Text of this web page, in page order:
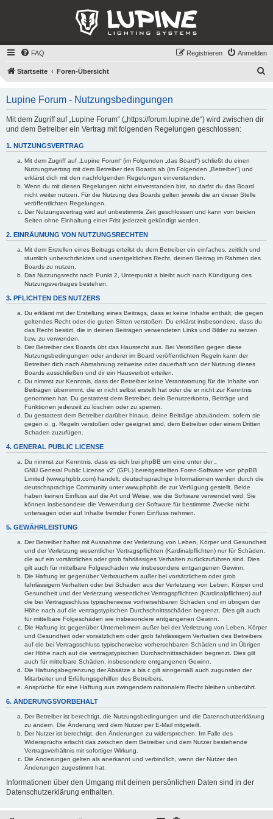
FAQ Anmelden
Registrieren
Startseite Foren-Übersicht
Lupine Forum - Nutzungsbedingungen
Mit dem Zugriff auf „Lupine Forum“ („https://forum.lupine.de“) wird zwischen dir
und dem Betreiber ein Vertrag mit folgenden Regelungen geschlossen:
1. NUTZUNGSVERTRAG
Mit dem Zugriff auf „Lupine Forum“ (im Folgenden „das Board“) schließt du einen
Nutzungsvertrag mit dem Betreiber des Boards ab (im Folgenden „Betreiber“) und
erklärst dich mit den nachfolgenden Regelungen einverstanden.
Wenn du mit diesen Regelungen nicht einverstanden bist, so darfst du das Board
nicht weiter nutzen. Für die Nutzung des Boards gelten jeweils die an dieser Stelle
veröffentlichten Regelungen.
Der Nutzungsvertrag wird auf unbestimmte Zeit geschlossen und kann von beiden
Seiten ohne Einhaltung einer Frist jederzeit gekündigt werden.
2. EINRÄUMUNG VON NUTZUNGSRECHTEN
Mit dem Erstellen eines Beitrags erteilst du dem Betreiber ein einfaches, zeitlich und
räumlich unbeschränktes und unentgeltliches Recht, deinen Beitrag im Rahmen des
Boards zu nutzen.
Das Nutzungsrecht nach Punkt 2, Unterpunkt a bleibt auch nach Kündigung des
Nutzungsvertrages bestehen.
3. PFLICHTEN DES NUTZERS
Du erklärst mit der Erstellung eines Beitrags, dass er keine Inhalte enthält, die gegen
geltendes Recht oder die guten Sitten verstoßen. Du erklärst insbesondere, dass du
das Recht besitzt, die in deinen Beiträgen verwendeten Links und Bilder zu setzen
bzw. zu verwenden.
Der Betreiber des Boards übt das Hausrecht aus. Bei Verstößen gegen diese
Nutzungsbedingungen oder anderer im Board veröffentlichten Regeln kann der
Betreiber dich nach Abmahnung zeitweise oder dauerhaft von der Nutzung dieses
Boards ausschließen und dir ein Hausverbot erteilen.
Du nimmst zur Kenntnis, dass der Betreiber keine Verantwortung für die Inhalte von
Beiträgen übernimmt, die er nicht selbst erstellt hat oder die er nicht zur Kenntnis
genommen hat. Du gestattest dem Betreiber, dein Benutzerkonto, Beiträge und
Funktionen jederzeit zu löschen oder zu sperren.
Du gestattest dem Betreiber darüber hinaus, deine Beiträge abzuändern, sofern sie
gegen o. g. Regeln verstoßen oder geeignet sind, dem Betreiber oder einem Dritten
Schaden zuzufügen.
4. GENERAL PUBLIC LICENSE
Du nimmst zur Kenntnis, dass es sich bei phpBB um eine unter der „
GNU General Public License v2“ (GPL) bereitgestellten Foren-Software von phpBB
Limited (www.phpbb.com) handelt; deutschsprachige Informationen werden durch die
deutschsprachige Community unter www.phpbb.de zur Verfügung gestellt. Beide
haben keinen Einfluss auf die Art und Weise, wie die Software verwendet wird. Sie
können insbesondere die Verwendung der Software für bestimmte Zwecke nicht
untersagen oder auf Inhalte fremder Foren Einfluss nehmen.
5. GEWÄHRLEISTUNG
Der Betreiber haftet mit Ausnahme der Verletzung von Leben, Körper und Gesundheit
und der Verletzung wesentlicher Vertragspflichten (Kardinalpflichten) nur für Schäden,
die auf ein vorsätzliches oder grob fahrlässiges Verhalten zurückzuführen sind. Dies
gilt auch für mittelbare Folgeschäden wie insbesondere entgangenen Gewinn.
Die Haftung ist gegenüber Verbrauchern außer bei vorsätzlichem oder grob
fahrlässigem Verhalten oder bei Schäden aus der Verletzung von Leben, Körper und
Gesundheit und der Verletzung wesentlicher Vertragspflichten (Kardinalpflichten) auf
die bei Vertragsschluss typischerweise vorhersehbaren Schäden und im übrigen der
Höhe nach auf die vertragstypischen Durchschnittsschäden begrenzt. Dies gilt auch
für mittelbare Folgeschäden wie insbesondere entgangenen Gewinn.
Die Haftung ist gegenüber Unternehmern außer bei der Verletzung von Leben, Körper
und Gesundheit oder vorsätzlichem oder grob fahrlässigem Verhalten des Betreibers
auf die bei Vertragsschluss typischerweise vorhersehbaren Schäden und im Übrigen
der Höhe nach auf die vertragstypischen Durchschnittsschäden begrenzt. Dies gilt
auch für mittelbare Schäden, insbesondere entgangenen Gewinn.
Die Haftungsbegrenzung der Absätze a bis c gilt sinngemäß auch zugunsten der
Mitarbeiter und Erfüllungsgehilfen des Betreibers.
Ansprüche für eine Haftung aus zwingendem nationalem Recht bleiben unberührt.
6. ÄNDERUNGSVORBEHALT
Der Betreiber ist berechtigt, die Nutzungsbedingungen und die Datenschutzerklärung
zu ändern. Die Änderung wird dem Nutzer per E-Mail mitgeteilt.
Der Nutzer ist berechtigt, den Änderungen zu widersprechen. Im Falle des
Widerspruchs erlischt das zwischen dem Betreiber und dem Nutzer bestehende
Vertragsverhältnis mit sofortiger Wirkung.
Die Änderungen gelten als anerkannt und verbindlich, wenn der Nutzer den
Änderungen zugestimmt hat.
Informationen über den Umgang mit deinen persönlichen Daten sind in der
Datenschutzerklärung enthalten.